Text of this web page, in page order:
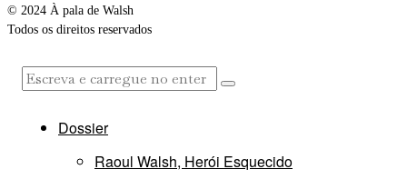
© 2024 À pala de Walsh
Todos os direitos reservados
Dossier
Raoul Walsh, Herói Esquecido